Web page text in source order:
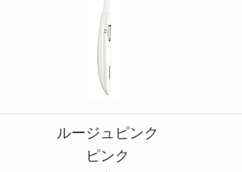
ルージュピンク
ピンク